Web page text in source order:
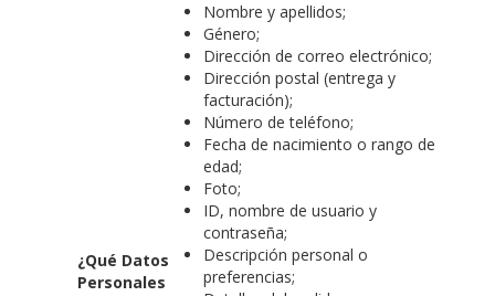
¿Qué Datos
Personales
Nombre y apellidos;
Género;
Dirección de correo electrónico;
Dirección postal (entrega y
facturación);
Número de teléfono;
Fecha de nacimiento o rango de
edad;
Foto;
ID, nombre de usuario y
contraseña;
Descripción personal o
preferencias;